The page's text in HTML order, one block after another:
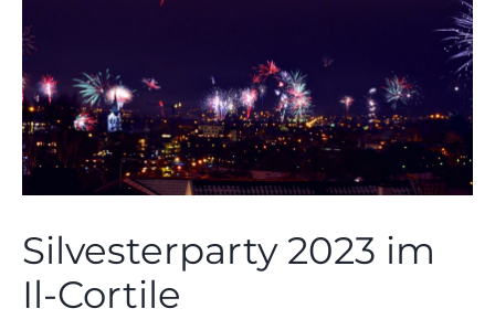
Silvesterparty 2023 im
Il-Cortile